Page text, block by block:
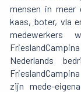
mensen in meer
kaas, boter, vla
Nederlands
zijn mede-